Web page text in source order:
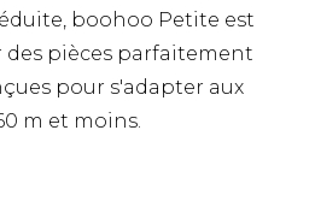
boohoo Petite est
pièces parfaitement
pour s'adapter aux
m et moins.